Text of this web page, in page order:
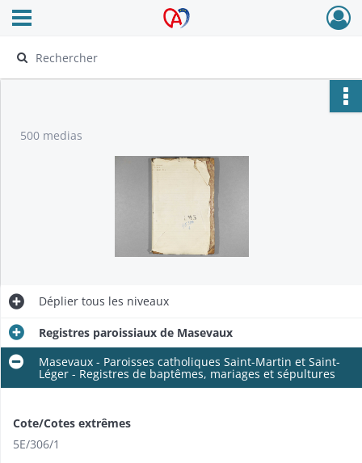
Archives Alsace - Colmar
Ouvrir le menu déroulant
500 medias
Déplier tous les niveaux
Registres paroissiaux de Masevaux
Masevaux - Paroisses catholiques Saint-Martin et Saint-
Léger - Registres de baptêmes, mariages et sépultures
Cote/Cotes extrêmes
5E/306/1